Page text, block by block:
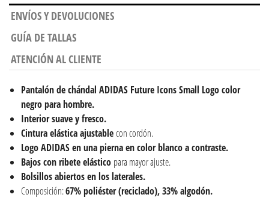
ENVÍOS Y DEVOLUCIONES
GUÍA DE TALLAS
ATENCIÓN AL CLIENTE
Pantalón de chándal ADIDAS Future Icons Small Logo color
negro para hombre.
Interior suave y fresco.
Cintura elástica ajustablecon cordón.
Logo ADIDAS en una pierna en color blanco a contraste.
Bajos con ribete elástico para mayor ajuste.
Bolsillos abiertos en los laterales.
Composición:67% poliéster (reciclado), 33% algodón.